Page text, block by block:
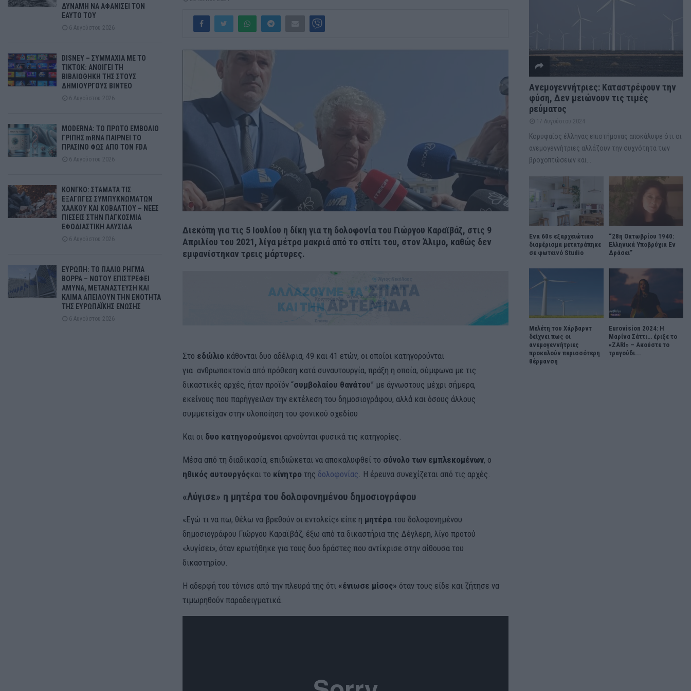
Διεκόπη για τις 5 Ιουλίου η δίκη για τη δολοφονία του Γιώργου Καραϊβάζ, στις 9
Απριλίου του 2021, λίγα μέτρα μακριά από το σπίτι του, στον Άλιμο, καθώς δεν
εμφανίστηκαν τρεις μάρτυρες.
Στο εδώλιο κάθονται δυο αδέλφια, 49 και 41 ετών, οι οποίοι κατηγορούνται
για ανθρωποκτονία από πρόθεση κατά συναυτουργία, πράξη η οποία, σύμφωνα με τις
δικαστικές αρχές, ήταν προϊόν “συμβολαίου θανάτου” με άγνωστους μέχρι σήμερα,
εκείνους που παρήγγειλαν την εκτέλεση του δημοσιογράφου, αλλά και όσους άλλους
συμμετείχαν στην υλοποίηση του φονικού σχεδίου
Και οι δυο κατηγορούμενοι αρνούνται φυσικά τις κατηγορίες.
Μέσα από τη διαδικασία, επιδιώκεται να αποκαλυφθεί το σύνολο των εμπλεκομένων, ο
ηθικός αυτουργόςκαι το κίνητρο της δολοφονίας . Η έρευνα συνεχίζεται από τις αρχές.
«Λύγισε» η μητέρα του δολοφονημένου δημοσιογράφου
«Εγώ τι να πω, θέλω να βρεθούν οι εντολείς» είπε η μητέρα του δολοφονημένου
δημοσιογράφου Γιώργου Καραϊβάζ, έξω από τα δικαστήρια της Δέγλερη, λίγο προτού
«λυγίσει», όταν ερωτήθηκε για τους δυο δράστες που αντίκρισε στην αίθουσα του
δικαστηρίου.
Η αδερφή του τόνισε από την πλευρά της ότι «ένιωσε μίσος» όταν τους είδε και ζήτησε να
τιμωρηθούν παραδειγματικά.
ΔΥΝΑΜΗ ΝΑ ΑΦΑΝΙΣΕΙ ΤΟΝ
ΕΑΥΤΟ ΤΟΥ
6 Αυγούστου 2026
DISNEY – ΣΥΜΜΑΧΙΑ ΜΕ ΤΟ
TIKTOK: ΑΝΟΙΓΕΙ ΤΗ
ΒΙΒΛΙΟΘΗΚΗ ΤΗΣ ΣΤΟΥΣ
ΔΗΜΙΟΥΡΓΟΥΣ ΒΙΝΤΕΟ
6 Αυγούστου 2026
MODERNA: ΤΟ ΠΡΩΤΟ ΕΜΒΟΛΙΟ
ΓΡΙΠΗΣ mRNA ΠΑΙΡΝΕΙ ΤΟ
ΠΡΑΣΙΝΟ ΦΩΣ ΑΠΟ ΤΟΝ FDA
6 Αυγούστου 2026
ΚΟΝΓΚΟ: ΣΤΑΜΑΤΑ ΤΙΣ
ΕΞΑΓΩΓΕΣ ΣΥΜΠΥΚΝΩΜΑΤΩΝ
ΧΑΛΚΟΥ ΚΑΙ ΚΟΒΑΛΤΙΟΥ – ΝΕΕΣ
ΠΙΕΣΕΙΣ ΣΤΗΝ ΠΑΓΚΟΣΜΙΑ
ΕΦΟΔΙΑΣΤΙΚΗ ΑΛΥΣΙΔΑ
6 Αυγούστου 2026
ΕΥΡΩΠΗ: ΤΟ ΠΑΛΙΟ ΡΗΓΜΑ
ΒΟΡΡΑ – ΝΟΤΟΥ ΕΠΙΣΤΡΕΦΕΙ
ΑΜΥΝΑ, ΜΕΤΑΝΑΣΤΕΥΣΗ ΚΑΙ
ΚΛΙΜΑ ΑΠΕΙΛΟΥΝ ΤΗΝ ΕΝΟΤΗΤΑ
ΤΗΣ ΕΥΡΩΠΑΪΚΗΣ ΕΝΩΣΗΣ
6 Αυγούστου 2026
Ανεμογεννήτριες: Καταστρέφουν την
φύση, Δεν μειώνουν τις τιμές
ρεύματος
17 Αυγούστου 2024
Κορυφαίος έλληνας επιστήμονας αποκάλυψε ότι οι
ανεμογεννήτριες αλλάζουν την συχνότητα των
βροχοπτώσεων και...
Ένα 60s εξαρχειώτικο
διαμέρισμα μετατράπηκε
σε φωτεινό Studio
“28η Οκτωβρίου 1940:
Ελληνικά Υποβρύχια Εν
Δράσει”
Μελέτη του Χάρβαρντ
δείχνει πως οι
ανεμογεννήτριες
προκαλούν περισσότερη
θέρμανση
Eurovision 2024: Η
Μαρίνα Σάττι… έριξε το
«ZARI» – Ακούστε το
τραγούδι...